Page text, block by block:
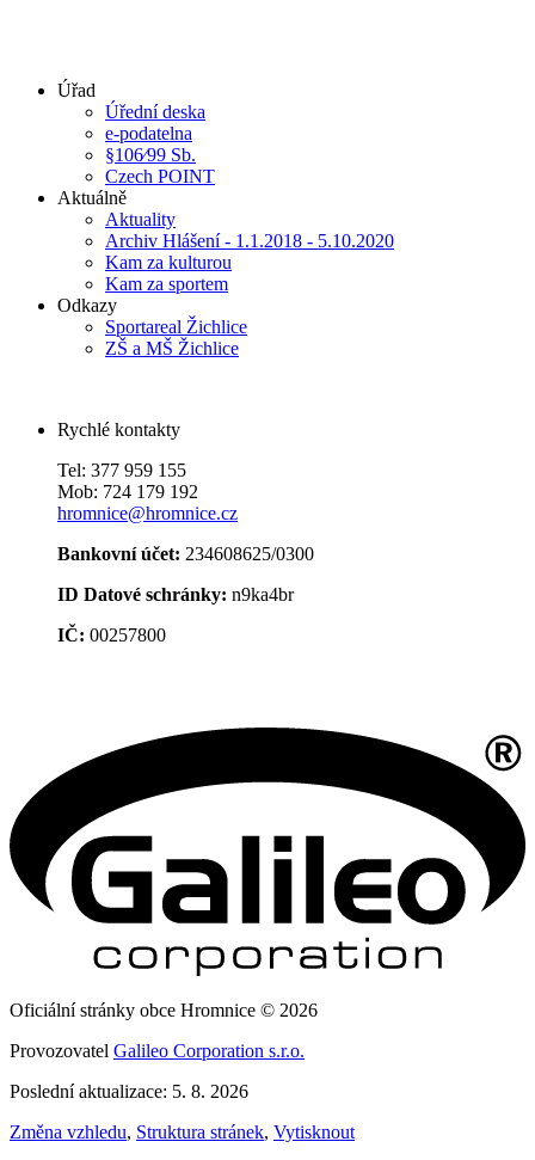
Úřad
Úřední deska
e-podatelna
§106⁄99 Sb.
Czech POINT
Aktuálně
Aktuality
Archiv Hlášení - 1.1.2018 - 5.10.2020
Kam za kulturou
Kam za sportem
Odkazy
Sportareal Žichlice
ZŠ a MŠ Žichlice
Rychlé kontakty
Tel: 377 959 155
Mob: 724 179 192
hromnice@hromnice.cz
Bankovní účet: 234608625/0300
ID Datové schránky: n9ka4br
IČ: 00257800
Oficiální stránky obce Hromnice © 2026
Provozovatel Galileo Corporation s.r.o.
Poslední aktualizace: 5. 8. 2026
Změna vzhledu, Struktura stránek, Vytisknout